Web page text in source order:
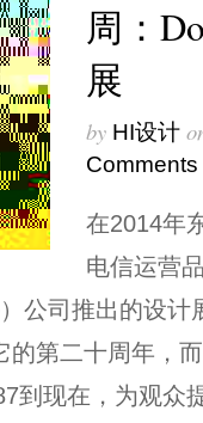
周：
展
by HI设计
Comments
在2014年
电信运营
公司推出的设计
的第二十周年，
到现在，为观众